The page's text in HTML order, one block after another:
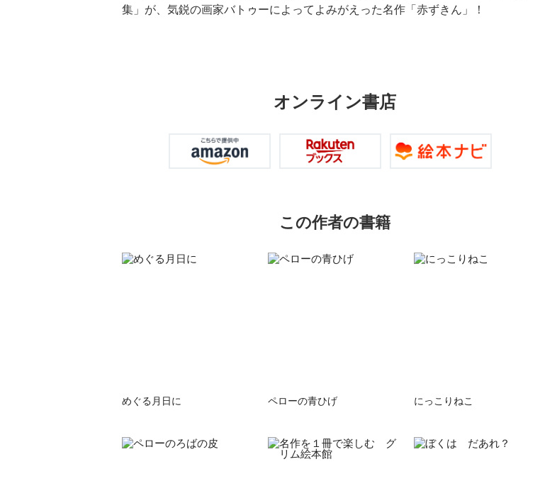
集」が、気鋭の画家バトゥーによってよみがえった名作「赤ずきん」！
オンライン書店
この作者の書籍
めぐる月日に ペローの青ひげ にっこりねこ